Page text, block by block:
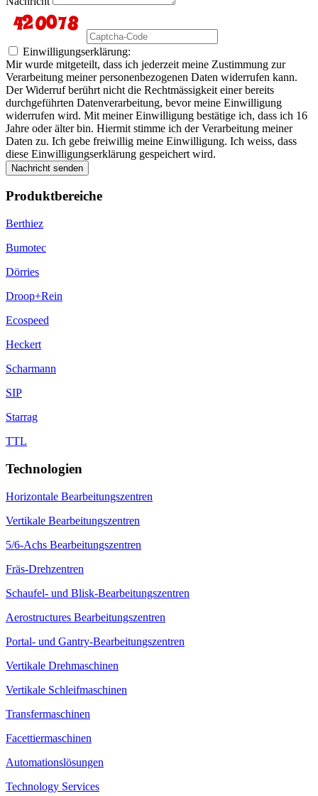
Einwilligungserklärung:
Mir wurde mitgeteilt, dass ich jederzeit meine Zustimmung zur
Verarbeitung meiner personenbezogenen Daten widerrufen kann.
Der Widerruf berührt nicht die Rechtmässigkeit einer bereits
durchgeführten Datenverarbeitung, bevor meine Einwilligung
widerrufen wird. Mit meiner Einwilligung bestätige ich, dass ich 16
Jahre oder älter bin. Hiermit stimme ich der Verarbeitung meiner
Daten zu. Ich gebe freiwillig meine Einwilligung. Ich weiss, dass
diese Einwilligungserklärung gespeichert wird.
Nachricht senden
Produktbereiche
Berthiez
Bumotec
Dörries
Droop+Rein
Ecospeed
Heckert
Scharmann
SIP
Starrag
TTL
Technologien
Horizontale Bearbeitungszentren
Vertikale Bearbeitungszentren
5/6-Achs Bearbeitungszentren
Fräs-Drehzentren
Schaufel- und Blisk-Bearbeitungszentren
Aerostructures Bearbeitungszentren
Portal- und Gantry-Bearbeitungszentren
Vertikale Drehmaschinen
Vertikale Schleifmaschinen
Transfermaschinen
Facettiermaschinen
Automationslösungen
Technology Services